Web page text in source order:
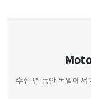
수십 년 동안 독일에서